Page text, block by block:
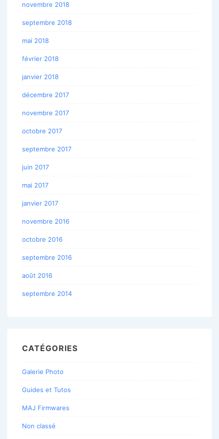
novembre 2018
septembre 2018
mai 2018
février 2018
janvier 2018
décembre 2017
novembre 2017
octobre 2017
septembre 2017
juin 2017
mai 2017
janvier 2017
novembre 2016
octobre 2016
septembre 2016
août 2016
septembre 2014
CATÉGORIES
Galerie Photo
Guides et Tutos
MAJ Firmwares
Non classé